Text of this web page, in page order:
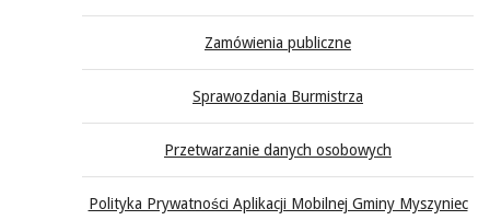
Zamówienia publiczne
Sprawozdania Burmistrza
Przetwarzanie danych osobowych
Polityka Prywatności Aplikacji Mobilnej Gminy Myszyniec